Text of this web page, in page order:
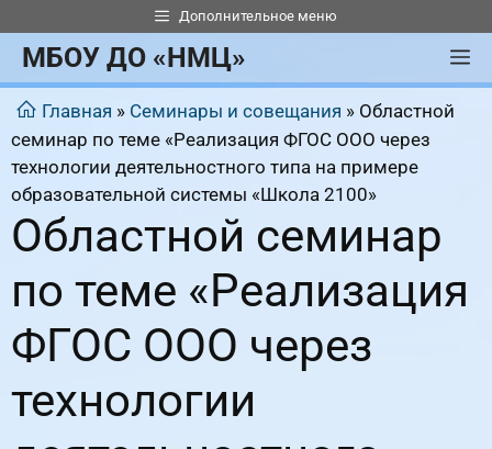
к
содержимому
Дополнительное меню
МБОУ ДО «НМЦ»
Главная » Семинары и совещания » Областной
семинар по теме «Реализация ФГОС ООО через
технологии деятельностного типа на примере
образовательной системы «Школа 2100»
Областной семинар
по теме «Реализация
ФГОС ООО через
технологии